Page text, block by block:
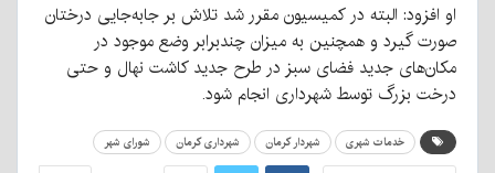
او افزود: البته در کمیسیون مقرر شد تلاش بر جابه‌جایی درختان
صورت گیرد و همچنین به میزان چندبرابر وضع موجود در
مکان‌های جدید فضای سبز در طرح جدید کاشت نهال و حتی
درخت بزرگ توسط شهرداری انجام شود.
خدمات شهری شهردار کرمان شهرداری کرمان شورای شهر